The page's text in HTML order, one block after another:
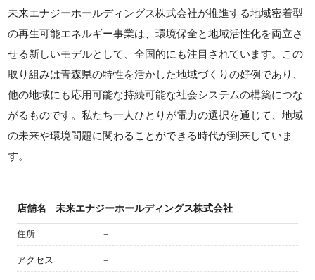
未来エナジーホールディングス株式会社が推進する地域密着型
の再生可能エネルギー事業は、環境保全と地域活性化を両立さ
せる新しいモデルとして、全国的にも注目されています。この
取り組みは青森県の特性を活かした地域づくりの好例であり、
他の地域にも応用可能な持続可能な社会システムの構築につな
がるものです。私たち一人ひとりが電力の選択を通じて、地域
の未来や環境問題に関わることができる時代が到来していま
す。
店舗名 未来エナジーホールディングス株式会社
住所 －
アクセス －